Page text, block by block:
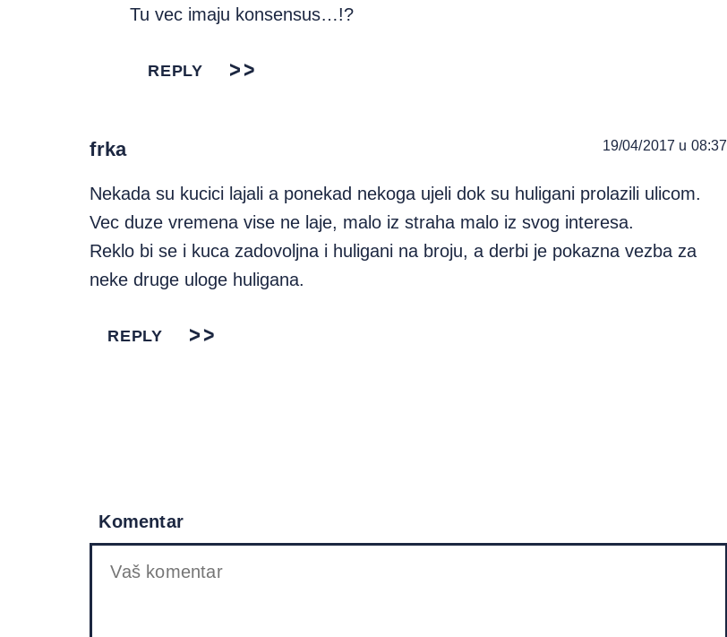
Tu vec imaju konsensus…!?
REPLY
frka 19/04/2017 u 08:37
Nekada su kucici lajali a ponekad nekoga ujeli dok su huligani prolazili ulicom.
Vec duze vremena vise ne laje, malo iz straha malo iz svog interesa.
Reklo bi se i kuca zadovoljna i huligani na broju, a derbi je pokazna vezba za
neke druge uloge huligana.
REPLY
Komentar